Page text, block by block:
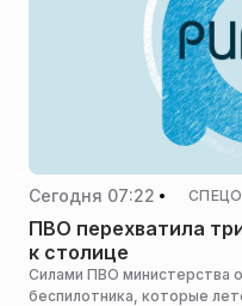
Сегодня 07:22
ПВО перехватила
к столице
Силами ПВО министерства
беспилотника, которые